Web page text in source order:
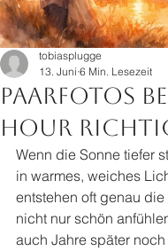
Paarfotos
Hour
tobiasplugge
13. Juni 6 Min. Lesezeit
Wenn die Sonne tiefer
in warmes, weiches
entstehen oft genau
nicht nur schön
auch Jahre später